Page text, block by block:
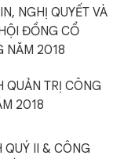
NGHỊ QUYẾT VÀ
ĐỒNG CỔ
NĂM 2018
QUẢN TRỊ CÔNG
2018
QUÝ II & CÔNG